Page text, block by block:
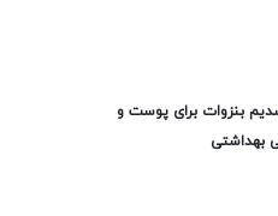
بنزوات برای پوست و